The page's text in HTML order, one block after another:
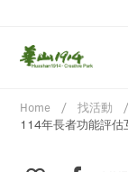
Home
找活動
114年長者功能評估